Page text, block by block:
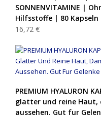
SONNENVITAMINE |
Hilfsstoffe | 80 Kapseln
16,72 €
PREMIUM HYALURON
glatter und reine Haut,
aussehen. Gut fur